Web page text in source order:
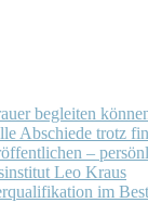
begleiten
Abschiede trotz
–
Leo Kraus
im